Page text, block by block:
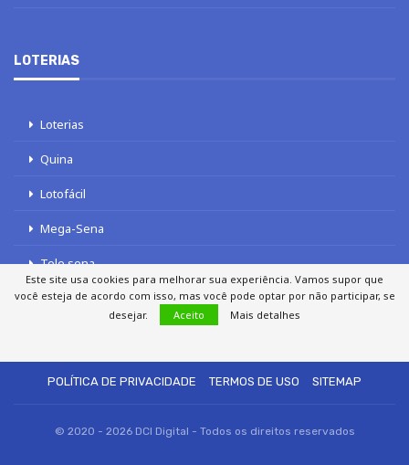
LOTERIAS
Loterias
Quina
Lotofácil
Mega-Sena
Tele sena
POLÍTICA DE PRIVACIDADE
TERMOS DE USO SITEMAP
© 2020 - 2026 DCI Digital - Todos os direitos reservados
Este site usa cookies para melhorar sua experiência. Vamos supor que
você esteja de acordo com isso, mas você pode optar por não participar, se
desejar.
Aceito Mais detalhes